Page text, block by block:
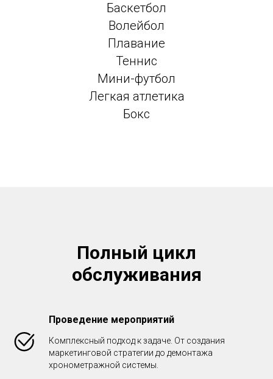
Баскетбол
Волейбол
Плавание
Теннис
Мини-футбол
Легкая атлетика
Бокс
Полный цикл
обслуживания
Проведение мероприятий
Комплексный подход к задаче. От создания
маркетинговой стратегии до демонтажа
хронометражной системы.